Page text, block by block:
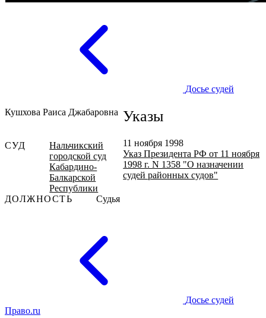
Досье судей
Кушхова Раиса Джабаровна
СУД
Нальчикский
городской суд
Кабардино-
Балкарской
Республики
ДОЛЖНОСТЬ
Судья
Указы
11 ноября 1998
Указ Президента РФ от 11 ноября
1998 г. N 1358 "О назначении
судей районных судов"
Досье судей
Право.ru